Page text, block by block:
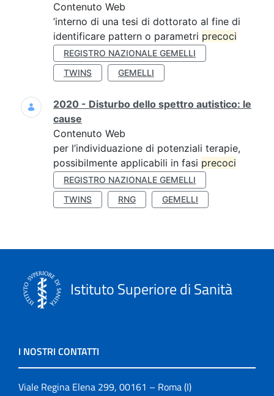
Contenuto Web
’interno di una tesi di dottorato al fine di
identificare pattern o parametri precoci
REGISTRO NAZIONALE GEMELLI
TWINS
GEMELLI
2020 - Disturbo dello spettro autistico: le
cause
Contenuto Web
per l’individuazione di potenziali terapie,
possibilmente applicabili in fasi precoci
REGISTRO NAZIONALE GEMELLI
TWINS
RNG GEMELLI
Istituto Superiore di Sanità
I NOSTRI CONTATTI
Viale Regina Elena 299, 00161 – Roma (I)